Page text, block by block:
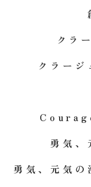
クラ
クラージ
勇気、
勇気、元気の